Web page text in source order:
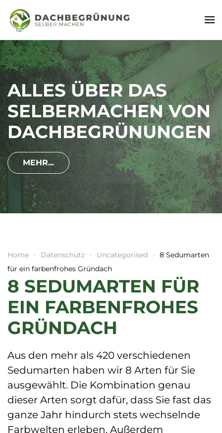
GRÜNDÄCHER
EINFACH UND
SCHNELL SELBER
ANLEGEN
MEHR...
Home Datenschutz Uncategorised
8 Sedumarten
für ein farbenfrohes Gründach
8 SEDUMARTEN FÜR
EIN FARBENFROHES
GRÜNDACH
Aus den mehr als 420 verschiedenen
Sedumarten haben wir 8 Arten für Sie
ausgewählt. Die Kombination genau
dieser Arten sorgt dafür, dass Sie fast das
ganze Jahr hindurch stets wechselnde
Farbwelten erleben. Außerdem